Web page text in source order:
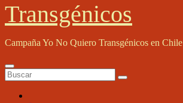
Transgénicos
Campaña Yo No Quiero Transgénicos en Chile